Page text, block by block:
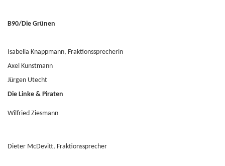
B90/Die Grünen
Isabella Knappmann, Fraktionssprecherin
Axel Kunstmann
Jürgen Utecht
Die Linke & Piraten
Wilfried Ziesmann
Dieter McDevitt, Fraktionssprecher